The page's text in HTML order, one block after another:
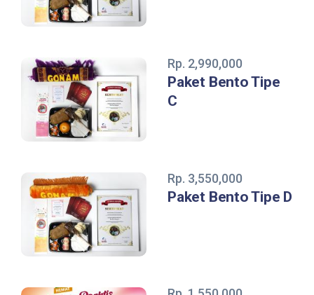
Rp. 2,990,000
Paket Bento Tipe
C
Rp. 3,550,000
Paket Bento Tipe D